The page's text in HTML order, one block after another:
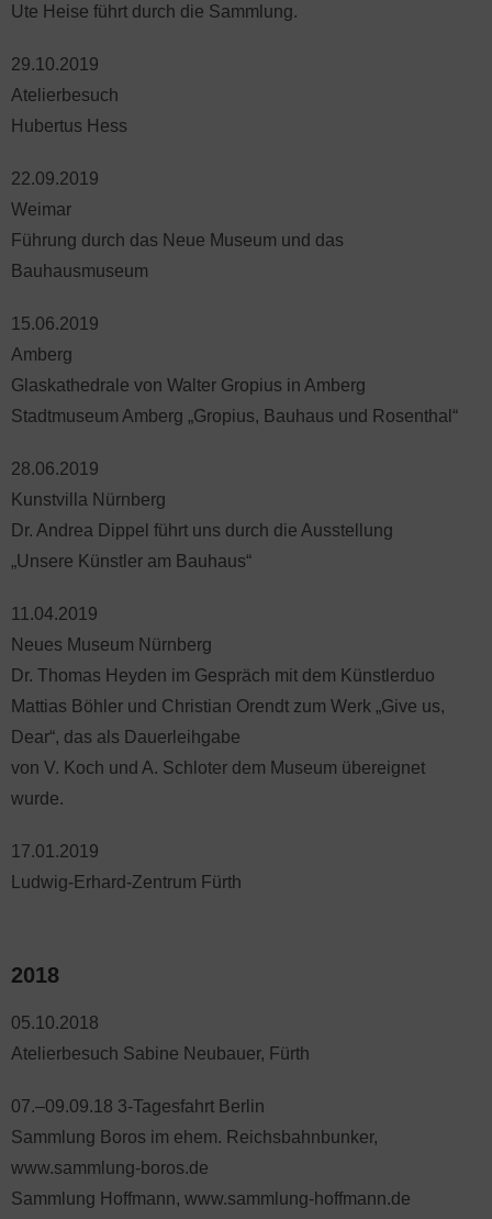
Ute Heise führt durch die Sammlung.
29.10.2019
Atelierbesuch
Hubertus Hess
22.09.2019
Weimar
Führung durch das Neue Museum und das
Bauhausmuseum
15.06.2019
Amberg
Glaskathedrale von Walter Gropius in Amberg
Stadtmuseum Amberg „Gropius, Bauhaus und Rosenthal“
28.06.2019
Kunstvilla Nürnberg
Dr. Andrea Dippel führt uns durch die Ausstellung
„Unsere Künstler am Bauhaus“
11.04.2019
Neues Museum Nürnberg
Dr. Thomas Heyden im Gespräch mit dem Künstlerduo
Mattias Böhler und Christian Orendt zum Werk „Give us,
Dear“, das als Dauerleihgabe
von V. Koch und A. Schloter dem Museum übereignet
wurde.
17.01.2019
Ludwig-Erhard-Zentrum Fürth
2018
05.10.2018
Atelierbesuch Sabine Neubauer, Fürth
07.–09.09.18 3-Tagesfahrt Berlin
Sammlung Boros im ehem. Reichsbahnbunker,
www.sammlung-boros.de
Sammlung Hoffmann, www.sammlung-hoffmann.de